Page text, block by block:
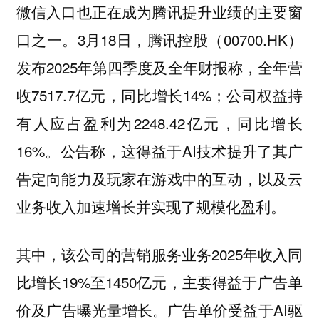
微信入口也正在成为腾讯提升业绩的主要窗
口之一。3月18日，腾讯控股（00700.HK）
发布2025年第四季度及全年财报称，全年营
收7517.7亿元，同比增长14%；公司权益持
有人应占盈利为2248.42亿元，同比增长
16%。公告称，这得益于AI技术提升了其广
告定向能力及玩家在游戏中的互动，以及云
业务收入加速增长并实现了规模化盈利。
其中，该公司的营销服务业务2025年收入同
比增长19%至1450亿元，主要得益于广告单
价及广告曝光量增长。广告单价受益于AI驱